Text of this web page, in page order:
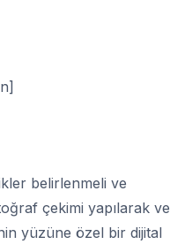
belirlenmeli ve
çekimi yapılarak ve
yüzüne özel bir dijital